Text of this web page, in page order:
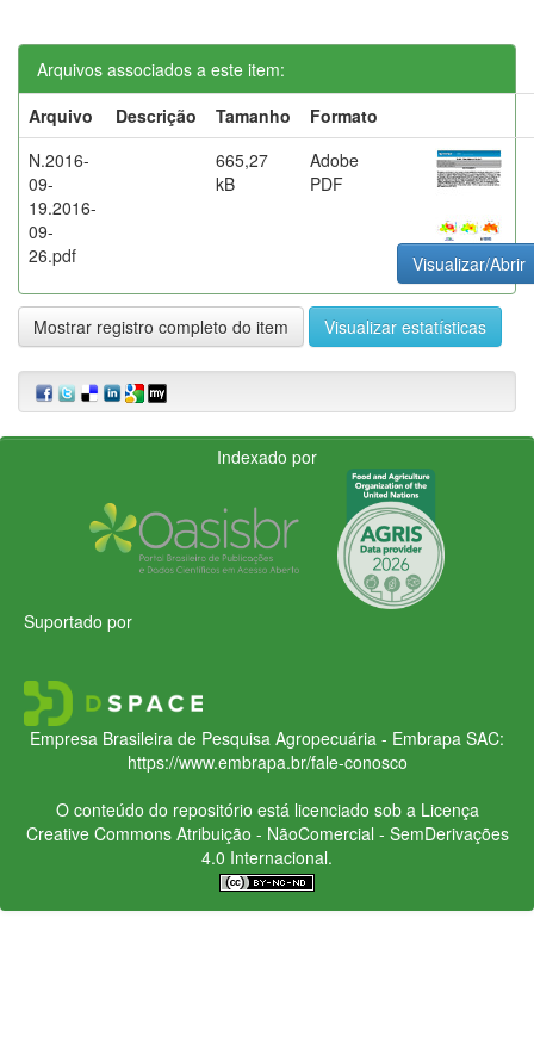
Arquivos associados a este item:
Arquivo
Descrição Tamanho
Formato
N.2016-
09-
19.2016-
09-
26.pdf
665,27
kB
Adobe
PDF
Visualizar/Abrir
Mostrar registro completo do item Visualizar estatísticas
Indexado por
Suportado por
Empresa Brasileira de Pesquisa Agropecuária - Embrapa SAC:
https://www.embrapa.br/fale-conosco
O conteúdo do repositório está licenciado sob a Licença
Creative CommonsAtribuição - NãoComercial - SemDerivações
4.0 Internacional.